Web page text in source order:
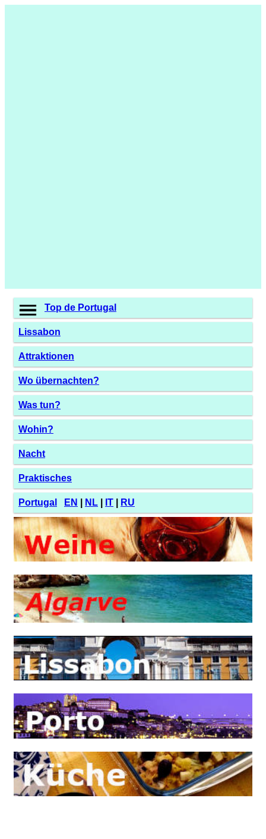
Top de Portugal
Lissabon
Attraktionen
Wo übernachten?
Was tun?
Wohin?
Nacht
Praktisches
Portugal EN NL IT RU